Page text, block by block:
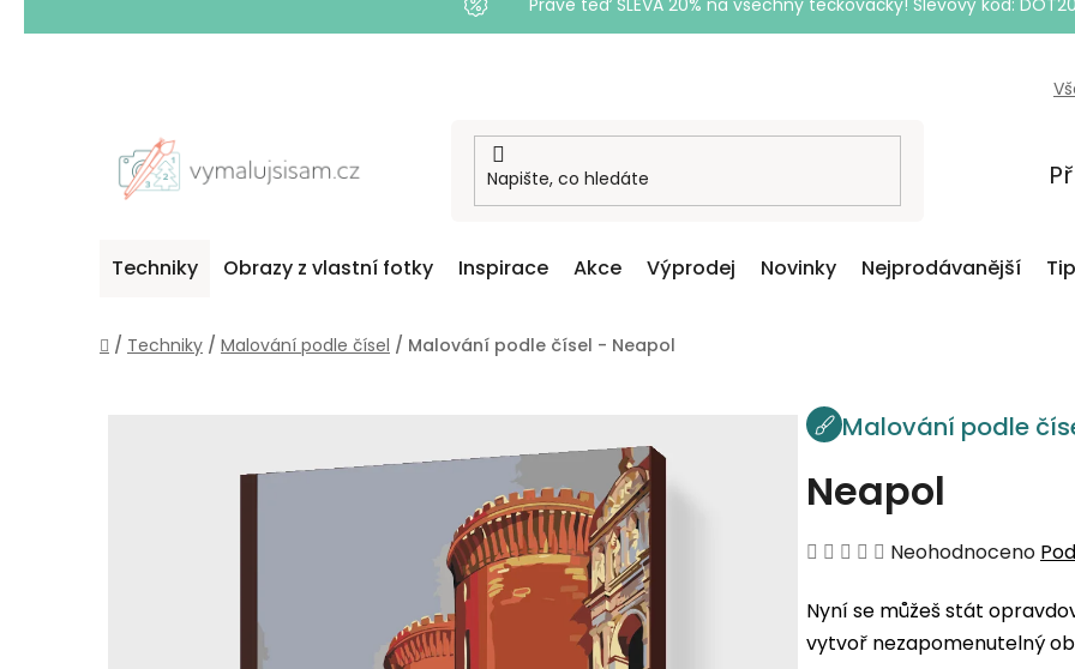
Právě teď SLEVA 20% na všechny tečkovačky! Slevový kód:
Techniky Obrazy z vlastní fotky Inspirace Akce Výprodej Novinky Nejprodávanější
Domů
/ Techniky / Malování podle čísel / Malování podle čísel - Neapol
Malování podle
Neapol
Průměrné
produktu
je
Neohodnoceno
Nyní se můžeš stát
vytvoř nezapomenutelný